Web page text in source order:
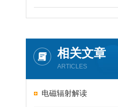
相关文章
ARTICLES
电磁辐射解读